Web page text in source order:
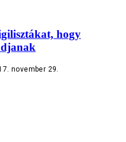
hogy
november 29.